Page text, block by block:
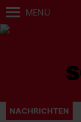
MENÜ
NACHRICHTEN